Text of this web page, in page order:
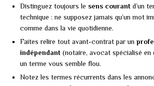
Distinguez toujours le sens courant d’un
technique : ne supposez jamais qu’un mot
comme dans la vie quotidienne.
Faites relire tout avant-contrat par un
indépendant (notaire, avocat spécialisé en
un terme vous semble flou.
Notez les termes récurrents dans les